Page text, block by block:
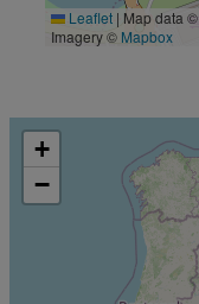
Leaflet | Map data ©
Imagery © Mapbox
+
−